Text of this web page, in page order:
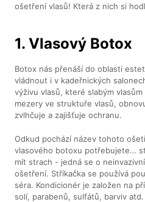
ošetření vlasů! Která z nich si
1. Vlasový Botox
Botox nás přenáší do oblasti
vládnout i v kadeřnických
výživu vlasů, které slabým
mezery ve struktuře vlasů,
zvlhčuje a zajišťuje ochranu.
Odkud pochází název tohoto
vlasového botoxu potřebujete…
mít strach - jedná se o
ošetření. Stříkačka se používá
séra. Kondicionér je založen na
solí, parabenů, sulfátů, barviv